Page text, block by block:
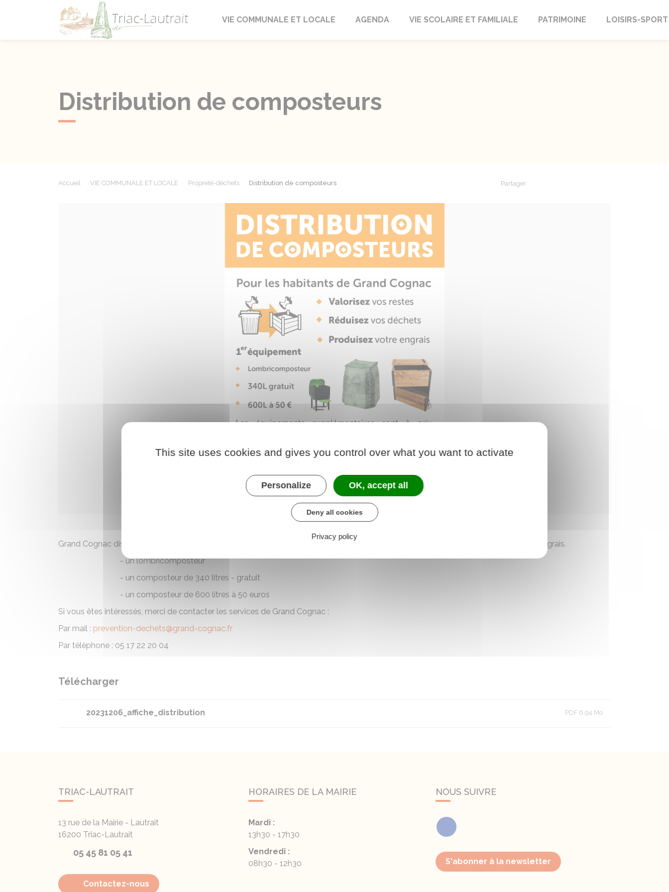
Triac-Lautrait
VIE COMMUNALE ET LOCALE AGENDA VIE SCOLAIRE ET FAMILIALE PATRIMOINE LOISIRS-SPORT
Distribution de composteurs
Accueil VIE COMMUNALE ET LOCALE Propreté-déchets Distribution de composteurs Partager
Grand Cognac distribue pour les habitants de son territoire des équipements pour valoriser et réduire vos déchets et produire votre engrais.
- un lombricomposteur
- un composteur de 340 litres - gratuit
- un composteur de 600 litres à 50 euros
Si vous êtes intéressés, merci de contacter les services de Grand Cognac :
Par mail : prevention-dechets@grand-cognac.fr
Par téléphone : 05 17 22 20 04
Télécharger
20231206_affiche_distribution PDF 6.94 Mo
TRIAC-LAUTRAIT
13 rue de la Mairie - Lautrait
16200 Triac-Lautrait
05 45 81 05 41
Contactez-nous
HORAIRES DE LA MAIRIE
Mardi :
13h30 - 17h30
Vendredi :
08h30 - 12h30
NOUS SUIVRE
Facebook
S'abonner à la newsletter
This site uses cookies and gives you control over what you want to activate
Personalize OK, accept all
Deny all cookies
Privacy policy